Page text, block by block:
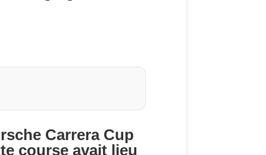
Carrera Cup
course avait lieu